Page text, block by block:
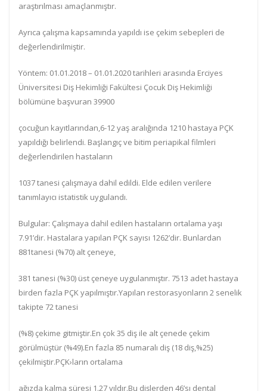
araştırılması amaçlanmıştır.
Ayrıca çalışma kapsamında yapıldı ise çekim sebepleri de
değerlendirilmiştir.
Yöntem: 01.01.2018 – 01.01.2020 tarihleri arasında Erciyes
Üniversitesi Diş Hekimliği Fakültesi Çocuk Diş Hekimliği
bölümüne başvuran 39900
çocuğun kayıtlarından,6-12 yaş aralığında 1210 hastaya PÇK
yapıldığı belirlendi. Başlangıç ve bitim periapikal filmleri
değerlendirilen hastaların
1037 tanesi çalışmaya dahil edildi. Elde edilen verilere
tanımlayıcı istatistik uygulandı.
Bulgular: Çalışmaya dahil edilen hastaların ortalama yaşı
7.91’dir. Hastalara yapılan PÇK sayısı 1262’dir. Bunlardan
881tanesi (%70) alt çeneye,
381 tanesi (%30) üst çeneye uygulanmıştır. 7513 adet hastaya
birden fazla PÇK yapılmıştır.Yapılan restorasyonların 2 senelik
takipte 72 tanesi
(%8) çekime gitmiştir.En çok 35 diş ile alt çenede çekim
görülmüştür (%49).En fazla 85 numaralı diş (18 diş,%25)
çekilmiştir.PÇK›ların ortalama
ağızda kalma süresi 1.27 yıldır.Bu dişlerden 46’sı dental